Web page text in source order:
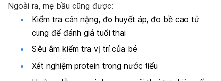
Ngoài ra, mẹ bầu cũng được:
Kiểm tra cân nặng, đo huyết áp, đo bề cao tử
cung để đánh giá tuổi thai
Siêu âm kiểm tra vị trí của bé
Xét nghiệm protein trong nước tiểu